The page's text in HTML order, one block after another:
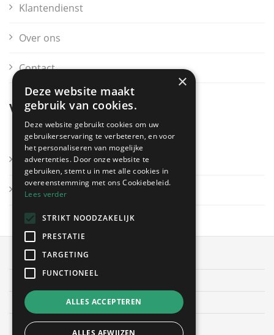
Klantendienst
Over ons
Contact
Voor bedrijven
Inloggen
Uw bedrijf registreren
OffertesOnline.be © 2026
Privacybeleid
Cookies
×
Deze website maakt
gebruik van cookies.
Deze website gebruikt cookies om uw
gebruikerservaring te verbeteren, en voor
het personaliseren van mogelijke
advertenties. Door onze website te
gebruiken, stemt u in met alle cookies in
overeenstemming met ons Cookiebeleid.
Lees verder
STRIKT NOODZAKELIJK
PRESTATIE
TARGETING
FUNCTIONEEL
ALLES ACCEPTEREN
ALLES AFWIJZEN